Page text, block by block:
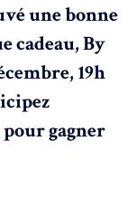
une bonne
cadeau, By
19h
gagner